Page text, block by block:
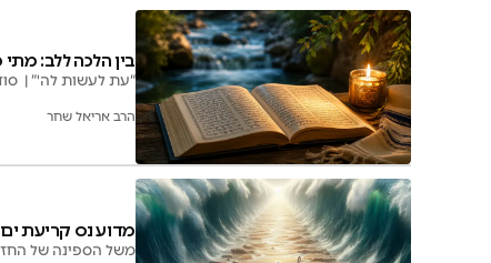
בין הלכה ללב:
“עת לעשות לה'” |
הרב אריאל שחר
מדוע נס קריעת
משל הספינה של